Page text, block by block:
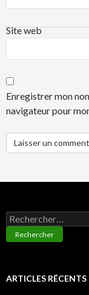
Site web
Enregistrer mon
navigateur pour
Rechercher :
ARTICLES RÉCENTS